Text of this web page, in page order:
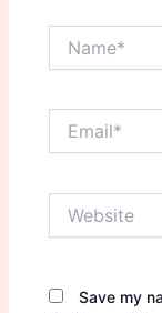
Save my